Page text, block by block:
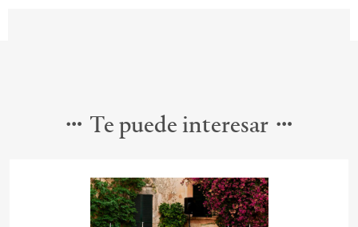
Te puede interesar